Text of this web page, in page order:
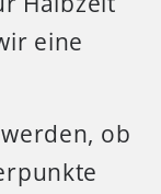
eine
ob